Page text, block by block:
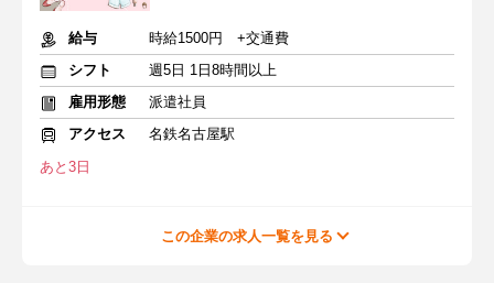
給与
時給1500円 +交通費
シフト
週5日 1日8時間以上
雇用形態
派遣社員
アクセス
名鉄名古屋駅
あと3日
この企業の求人一覧を見る